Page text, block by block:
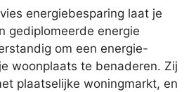
energiebesparing laat je
gediplomeerde energie
om een energie-
woonplaats te benaderen. Zij
plaatselijke woningmarkt, en